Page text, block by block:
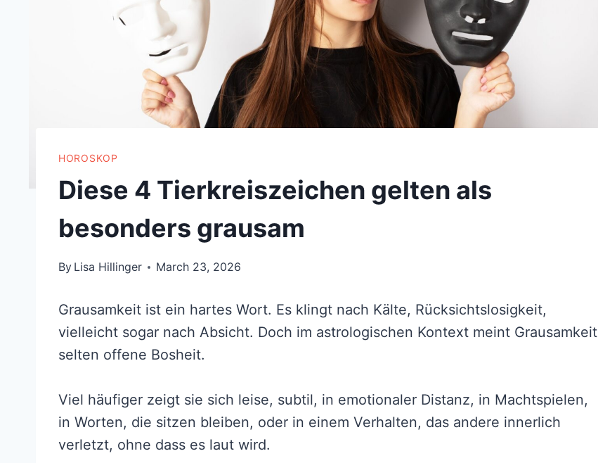
HOROSKOP
Diese 4 Tierkreiszeichen gelten als
besonders grausam
By Lisa Hillinger March 23, 2026
Grausamkeit ist ein hartes Wort. Es klingt nach Kälte, Rücksichtslosigkeit,
vielleicht sogar nach Absicht. Doch im astrologischen Kontext meint Grausamkeit
selten offene Bosheit.
Viel häufiger zeigt sie sich leise, subtil, in emotionaler Distanz, in Machtspielen,
in Worten, die sitzen bleiben, oder in einem Verhalten, das andere innerlich
verletzt, ohne dass es laut wird.